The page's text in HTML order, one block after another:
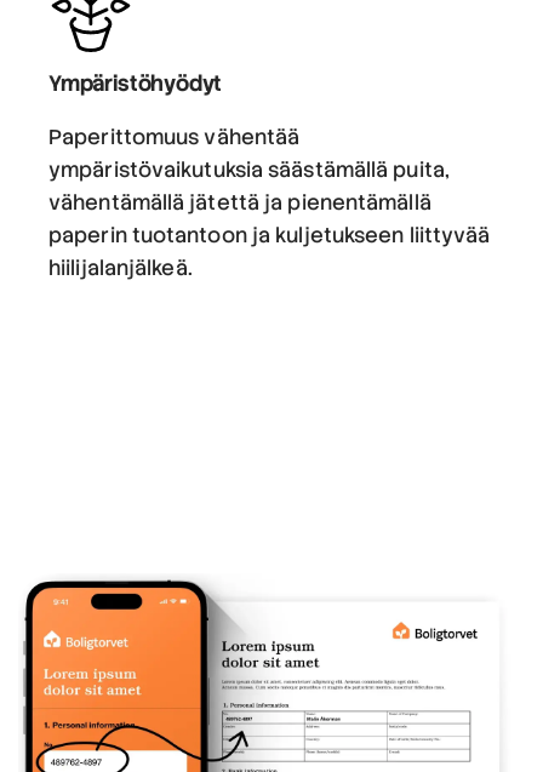
Ympäristöhyödyt
Paperittomuus vähentää
ympäristövaikutuksia säästämällä puita,
vähentämällä jätettä ja pienentämällä
paperin tuotantoon ja kuljetukseen liittyvää
hiilijalanjälkeä.